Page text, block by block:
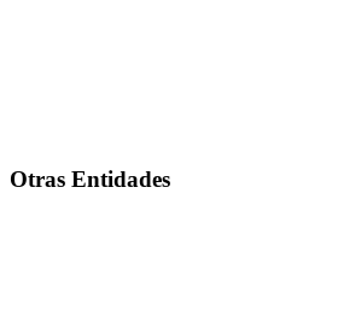
Otras Entidades